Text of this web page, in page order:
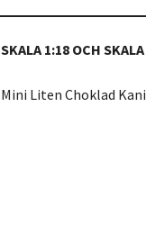
SKALA 1:18 OCH
Mini Liten Choklad